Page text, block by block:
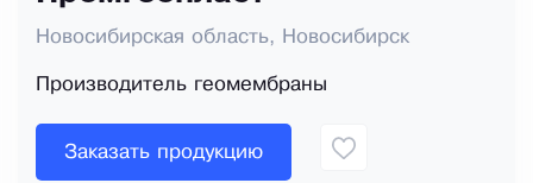
Новосибирская область, Новосибирск
Производитель геомембраны
Заказать продукцию